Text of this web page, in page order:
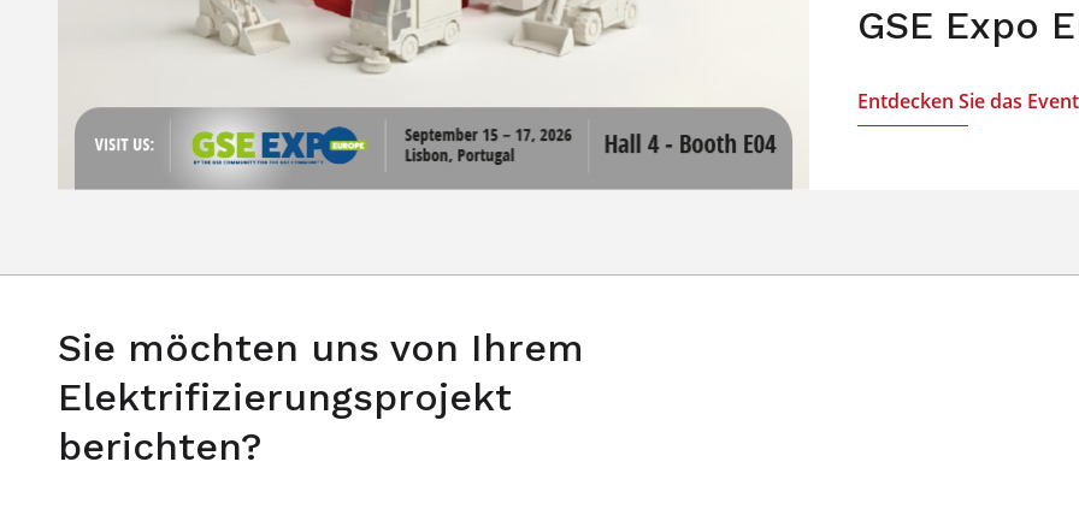
GSE Expo
Entdecken Sie das Event
Sie möchten uns von Ihrem
Elektrifizierungsprojekt
berichten?